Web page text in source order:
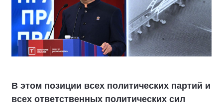
В этом позиции всех политических партий и
всех ответственных политических сил